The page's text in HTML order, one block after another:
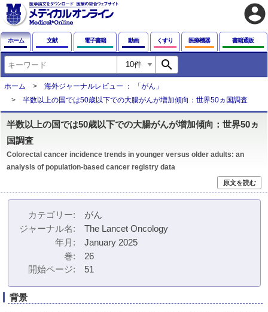
account_circle
ホーム 文献 電子書籍 動画 くすり 医療機器 書籍通販
search
ホーム
海外ジャーナルレビュー ： 「がん」
半数以上の国では50歳以下での大腸がんが増加傾向：世界50ヵ国調査
半数以上の国では50歳以下での大腸がんが増加傾向：世界50ヵ
国調査
Colorectal cancer incidence trends in younger versus older adults: an
analysis of population-based cancer registry data
原文を読む
カテゴリー
がん
ジャーナル名
The Lancet Oncology
年月
January 2025
巻
26
開始ページ
51
背景